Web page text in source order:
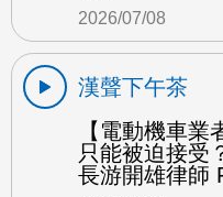
2026/07/08
漢聲下午茶
【電動機車
只能被迫接受
長游開雄律師